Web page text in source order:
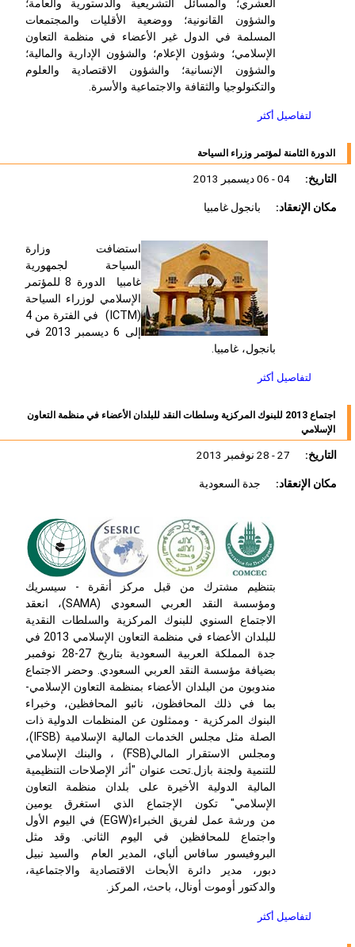
والشؤون القانونية؛ ووضعية الأقليات والمجتمعات
المسلمة في الدول غير الأعضاء في منظمة التعاون
الإسلامي؛ وشؤون الإعلام؛ والشؤون الإدارية والمالية؛
والشؤون الإنسانية؛ والشؤون الاقتصادية والعلوم
والتكنولوجيا والثقافة والاجتماعية والأسرة.
لتفاصيل أكثر
الدورة الثامنة لمؤتمر وزراء السياحة
التاريخ:
04 - 06 ديسمبر 2013
مكان الإنعقاد:
بانجول غامبيا
استضافت وزارة
السياحة لجمهورية
غامبيا الدورة 8 للمؤتمر
الإسلامي لوزراء السياحة
(ICTM) في الفترة من 4
إلى 6 ديسمبر 2013 في
بانجول، غامبيا.
لتفاصيل أكثر
اجتماع 2013 للبنوك المركزية وسلطات النقد للبلدان الأعضاء في منظمة التعاون
الإسلامي
التاريخ:
مكان الإنعقاد:
جدة السعودية
بتنظيم مشترك من قبل مركز أنقرة - سيسريك
ومؤسسة النقد العربي السعودي (SAMA)، انعقد
الاجتماع السنوي للبنوك المركزية والسلطات النقدية
للبلدان الأعضاء في منظمة التعاون الإسلامي 2013 في
جدة المملكة العربية السعودية بتاريخ 27-28 نوفمبر
بضيافة مؤسسة النقد العربي السعودي. وحضر الاجتماع
مندوبون من البلدان الأعضاء بمنظمة التعاون الإسلامي-
بما في ذلك المحافظون، نائبو المحافظين، وخبراء
البنوك المركزية - وممثلون عن المنظمات الدولية ذات
الصلة مثل مجلس الخدمات المالية الإسلامية (IFSB)،
ومجلس الاستقرار المالي(FSB) ، والبنك الإسلامي
للتنمية ولجنة بازل.تحت عنوان "أثر الإصلاحات التنظيمية
المالية الدولية الأخيرة على بلدان منظمة التعاون
الإسلامي" تكون الإجتماع الذي استغرق يومين
من ورشة عمل لفريق الخبراء(EGW) في اليوم الأول
واجتماع للمحافظين في اليوم الثاني. وقد مثل
البروفيسور سافاس ألباي، المدير العام والسيد نبيل
دبور، مدير دائرة الأبحاث الاقتصادية والاجتماعية،
والدكتور أوموت أونال، باحث، المركز.
لتفاصيل أكثر